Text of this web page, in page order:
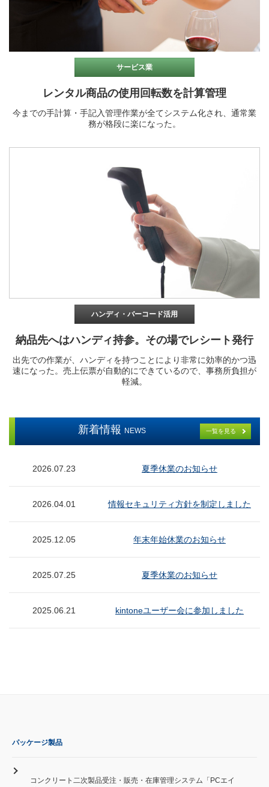
サービス業
レンタル商品の使用回転数を計算管理
今までの手計算・手記入管理作業が全てシステム化され、通常業
務が格段に楽になった。
ハンディ・バーコード活用
納品先へはハンディ持参。その場でレシート発行
出先での作業が、ハンディを持つことにより非常に効率的かつ迅
速になった。売上伝票が自動的にできているので、事務所負担が
軽減。
新着情報 NEWS 一覧を見る
2026.07.23 夏季休業のお知らせ
2026.04.01 情報セキュリティ方針を制定しました
2025.12.05 年末年始休業のお知らせ
2025.07.25 夏季休業のお知らせ
2025.06.21 kintoneユーザー会に参加しました
パッケージ製品
コンクリート二次製品受注・販売・在庫管理システム「PCエイ